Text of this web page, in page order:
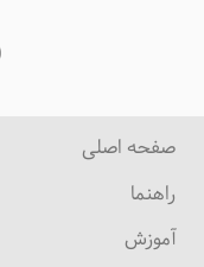
صفحه اصلی
راهنما
آموزش